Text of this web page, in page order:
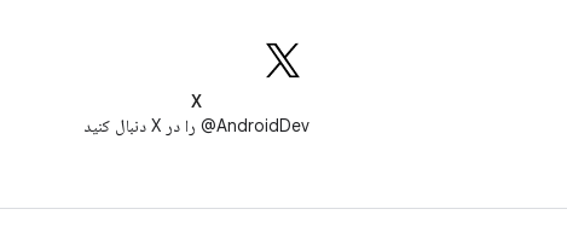
X
AndroidDev@ را در X دنبال کنید